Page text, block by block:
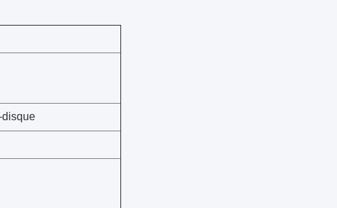
disque